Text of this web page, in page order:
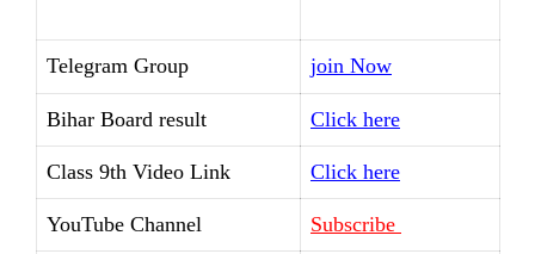
Telegram Group join Now
Bihar Board result Click here
Class 9th Video Link Click here
YouTube Channel Subscribe